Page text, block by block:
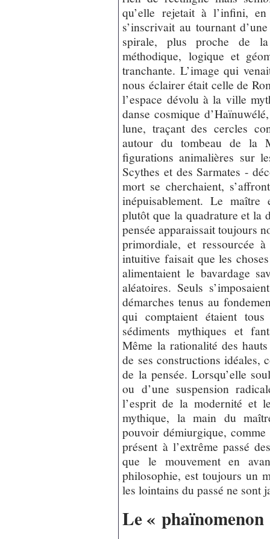
qu’elle rejetait à l’infini,
s’inscrivait au tournant
spirale, plus proche de
méthodique, logique et
tranchante. L’image qui
nous éclairer était celle de
l’espace dévolu à la ville
danse cosmique
lune, traçant des cercles
autour du tombeau de la
figurations animalières sur
Scythes et des Sarmates -
mort se cherchaient,
inépuisablement. Le
plutôt que la quadrature et la
pensée apparaissait toujours
primordiale, et ressourcée
intuitive faisait que les
alimentaient le bavardage
aléatoires. Seuls
démarches tenus au
qui comptaient étaient
sédiments mythiques et
Même la rationalité des
de ses constructions idéales,
de la pensée. Lorsqu’elle
ou d’une suspension
l’esprit de la modernité et
mythique, la main du
pouvoir démiurgique,
présent à l’extrême passé
que le mouvement en
philosophie, est toujours un
les lointains du passé ne sont
Le « phaïnomenon